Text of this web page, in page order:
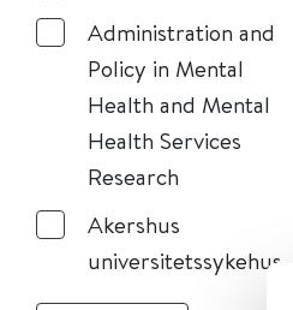
Administration and
Policy in Mental
Health and Mental
Health Services
Research
Akershus
universitetssykehus